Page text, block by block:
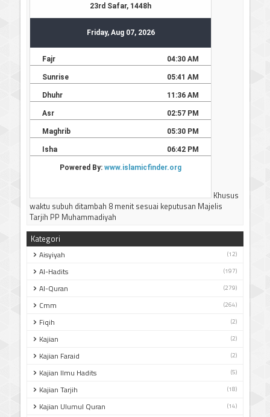
Khusus
waktu subuh ditambah 8 menit sesuai keputusan Majelis
Tarjih PP Muhammadiyah
Kategori
Aisyiyah (12)
Al-Hadits (197)
Al-Quran (279)
Cmm (264)
Fiqih (2)
Kajian (2)
Kajian Faraid (2)
Kajian Ilmu Hadits (5)
Kajian Tarjih (18)
Kajian Ulumul Quran (14)